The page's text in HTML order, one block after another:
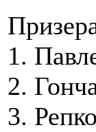
1.
2.
3.